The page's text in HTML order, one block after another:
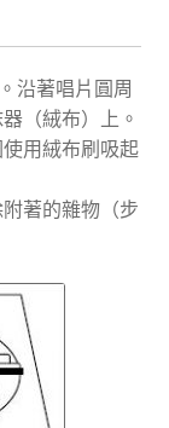
沿著唱片圓周
（絨布）上。
用絨布刷吸起
著的雜物（步